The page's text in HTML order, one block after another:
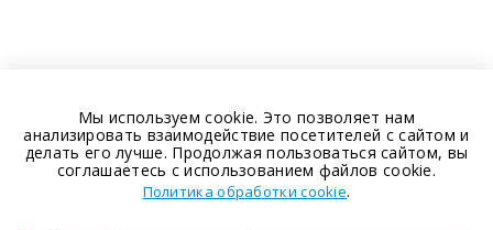
Мы используем cookie. Это позволяет нам
анализировать взаимодействие посетителей с сайтом и
делать его лучше. Продолжая пользоваться сайтом, вы
соглашаетесь с использованием файлов cookie.
Политика обработки cookie.